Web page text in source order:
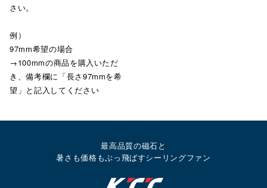
さい。
例）
97mm希望の場合
→100mmの商品を購入いただ
き、備考欄に「長さ97mmを希
望」と記入してください
最高品質の磁石と
暑さも価格もぶっ飛ばすシーリングファン